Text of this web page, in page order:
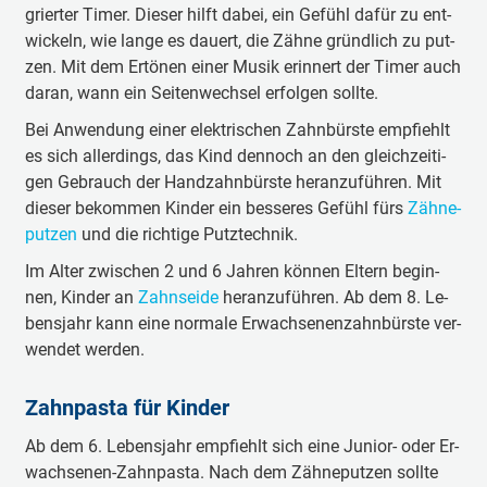
grier­ter Ti­mer. Die­ser hilft da­bei, ein Ge­fühl da­für zu ent­
wi­ckeln, wie lan­ge es dau­ert, die Zäh­ne gründ­lich zu put­
zen. Mit dem Er­tö­nen ei­ner Mu­sik er­in­nert der Ti­mer auch
da­ran, wann ein Sei­ten­wech­sel er­fol­gen soll­te.
Bei An­wen­dung ei­ner elek­tri­schen Zahn­bürs­te emp­fiehlt
es sich al­ler­dings, das Kind den­noch an den gleich­zei­ti­
gen Ge­brauch der Hand­zahn­bürs­te her­an­zu­füh­ren. Mit
die­ser be­kom­men Kin­der ein bes­se­res Ge­fühl fürs Zäh­ne­
put­zen und die rich­ti­ge Putz­tech­nik.
Im Al­ter zwi­schen 2 und 6 Jah­ren kön­nen El­tern be­gin­
nen, Kin­der an Zahn­sei­de her­an­zu­füh­ren. Ab dem 8. Le­
bens­jahr kann ei­ne nor­ma­le Er­wach­senen­zahn­bürs­te ver­
wen­det wer­den.
Zahn­pas­ta für Kin­der
Ab dem 6. Le­bens­jahr emp­fiehlt sich ei­ne Ju­ni­or- oder Er­
wach­senen-Zahn­pas­ta. Nach dem Zäh­ne­put­zen soll­te